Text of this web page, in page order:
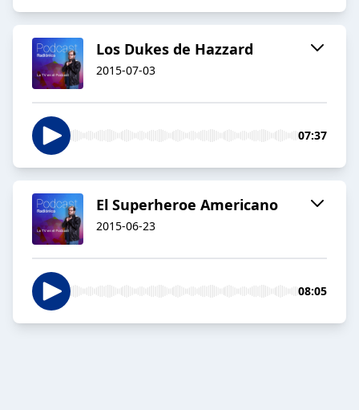
Los Dukes de Hazzard
2015-07-03
07:37
El Superheroe Americano
2015-06-23
08:05